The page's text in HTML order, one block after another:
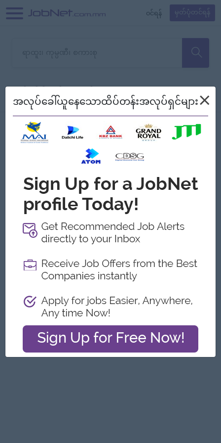
၀င်ရန် မှတ်ပုံတင်ရန်
သော အလုပ်မရှိသေးပါ။
စစ်ရန် စဉ်၍ကြည့်မည်
အလုပ်ခေါ်ယူနေသောထိပ်တန်းအလုပ်ရှင်များ×